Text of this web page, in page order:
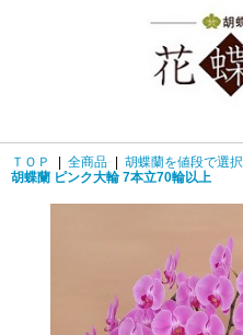
ＴＯＰ 全商品 胡蝶蘭を値段で選択
胡蝶蘭 ピンク大輪 7本立70輪以上